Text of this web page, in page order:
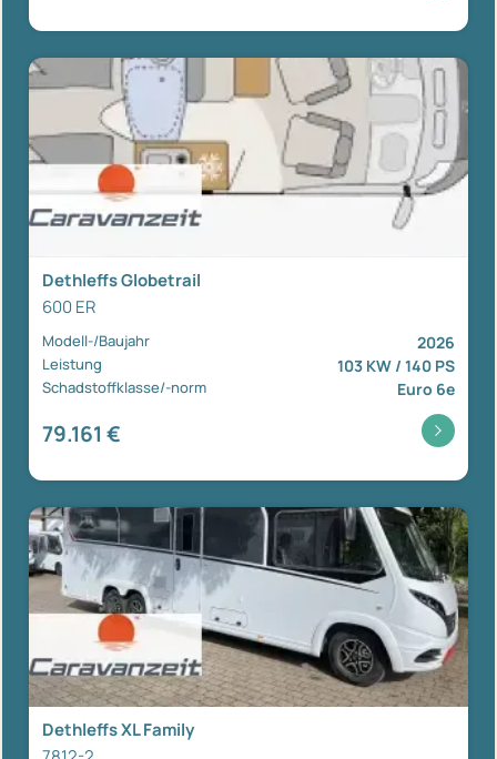
Dethleffs Globetrail
600 ER
Modell-/Baujahr 2026
Leistung 103 KW / 140 PS
Schadstoffklasse/-norm Euro 6e
79.161 €
Dethleffs XL Family